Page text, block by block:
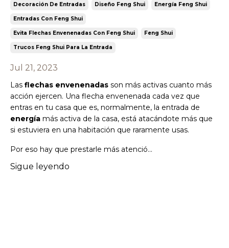
Decoración De Entradas Diseño Feng Shui Energía Feng Shui
Entradas Con Feng Shui
Evita Flechas Envenenadas Con Feng Shui Feng Shui
Trucos Feng Shui Para La Entrada
Jul 21, 2023
Las flechas envenenadas son más activas cuanto más
acción ejercen. Una flecha envenenada cada vez que
entras en tu casa que es, normalmente, la entrada de
energía más activa de la casa, está atacándote más que
si estuviera en una habitación que raramente usas.
Por eso hay que prestarle más atenció...
Sigue leyendo